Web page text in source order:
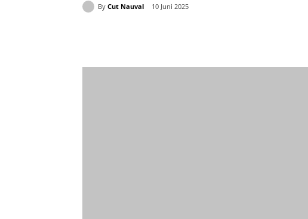
By Cut Nauval 10 Juni 2025